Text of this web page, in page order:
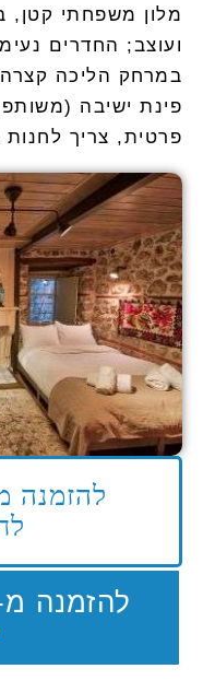
מלון משפחתי קטן,
ועוצב; החדרים
במרחק הליכה
פינת ישיבה
פרטית, צריך לחנות